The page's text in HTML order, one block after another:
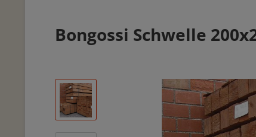
Bongossi Schwelle